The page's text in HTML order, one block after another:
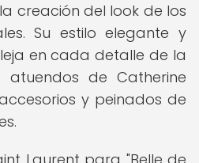
creación del look de los
Su estilo elegante y
en cada detalle de la
atuendos de Catherine
y peinados de